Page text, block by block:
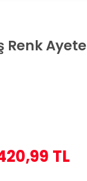
Renk
TL